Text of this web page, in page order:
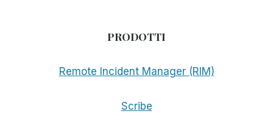
PRODOTTI
Remote Incident Manager (RIM)
Scribe